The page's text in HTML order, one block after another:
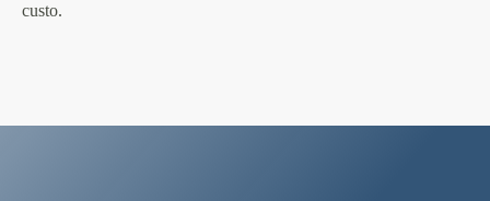
custo.